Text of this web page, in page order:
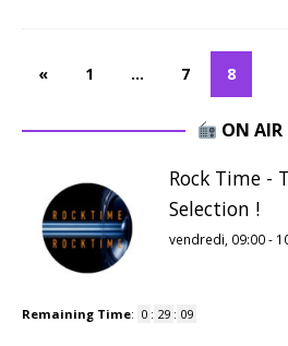
« 1 … 7 8
ON AIR
Rock Time -
Selection !
vendredi, 09:00-
Remaining Time: 0 : 29 : 09